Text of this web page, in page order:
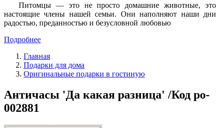
Питомцы — это не просто домашние животные, это
настоящие члены нашей семьи. Они наполняют наши дни
радостью, преданностью и безусловной любовью
Подробнее
Главная
Подарки для дома
Оригинальные подарки в гостиную
Античасы 'Да какая разница' /Код po-
002881